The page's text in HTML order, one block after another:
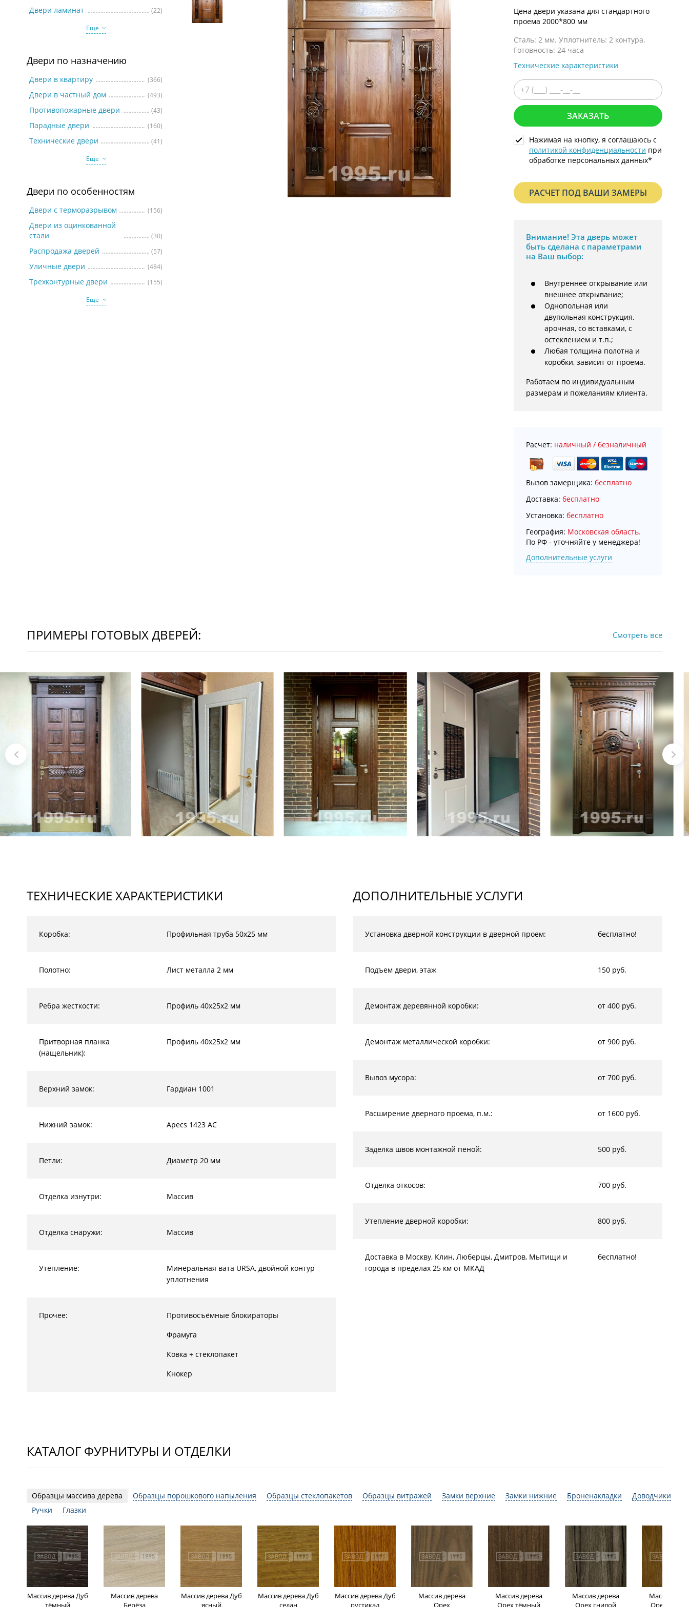
Двери с винилискожей
Коричневые двери
Двери ламинат
(22)
Еще
Двери по назначению
Двери в квартиру (366)
Двери в частный дом (493)
Противопожарные двери (43)
Парадные двери (160)
Технические двери
(41)
Еще
Двери по особенностям
Двери с терморазрывом (156)
Двери из оцинкованной
стали
(30)
Распродажа дверей (57)
Уличные двери (484)
Трехконтурные двери
(155)
Еще
Цена двери указана для стандартного
проема 2000*800 мм
Сталь: 2 мм. Уплотнитель: 2 контура.
Готовность: 24 часа
Технические характеристики
ЗАКАЗАТЬ
Нажимая на кнопку, я соглашаюсь с
политикой конфиденциальности при
обработке персональных данных*
РАСЧЕТ ПОД ВАШИ ЗАМЕРЫ
Внимание! Эта дверь может
быть сделана с параметрами
на Ваш выбор:
Внутреннее открывание или
внешнее открывание;
Однопольная или
двупольная конструкция,
арочная, со вставками, с
остеклением и т.п.;
Любая толщина полотна и
коробки, зависит от проема.
Работаем по индивидуальным
размерам и пожеланиям клиента.
Расчет: наличный / безналичный
Вызов замерщика: бесплатно
Доставка: бесплатно
Установка: бесплатно
География: Московская область.
По РФ - уточняйте у менеджера!
Дополнительные услуги
ПРИМЕРЫ ГОТОВЫХ ДВЕРЕЙ: Смотреть все
ТЕХНИЧЕСКИЕ ХАРАКТЕРИСТИКИ
Коробка: Профильная труба 50х25 мм
Полотно: Лист металла 2 мм
Ребра жесткости: Профиль 40х25х2 мм
Притворная планка
(нащельник):
Профиль 40х25х2 мм
Верхний замок: Гардиан 1001
Нижний замок: Apecs 1423 AC
Петли: Диаметр 20 мм
Отделка изнутри: Массив
Отделка снаружи: Массив
Утепление:
Минеральная вата URSA, двойной контур
уплотнения
Прочее:
Противосъёмные блокираторы
Фрамуга
Ковка + стеклопакет
Кнокер
ДОПОЛНИТЕЛЬНЫЕ УСЛУГИ
Установка дверной конструкции в дверной проем: бесплатно!
Подъем двери, этаж 150 руб.
Демонтаж деревянной коробки: от 400 руб.
Демонтаж металлической коробки: от 900 руб.
Вывоз мусора: от 700 руб.
Расширение дверного проема, п.м.: от 1600 руб.
Заделка швов монтажной пеной: 500 руб.
Отделка откосов: 700 руб.
Утепление дверной коробки: 800 руб.
Доставка в Москву, Клин, Люберцы, Дмитров, Мытищи и
города в пределах 25 км от МКАД
бесплатно!
КАТАЛОГ ФУРНИТУРЫ И ОТДЕЛКИ
Образцы массива дерева Образцы порошкового напыления Образцы стеклопакетов Образцы витражей Замки верхние Замки нижние Броненакладки
Доводчики
Ручки
Глазки
Массив дерева Дуб
тёмный
Массив дерева
Берёза
Массив дерева Дуб
ясный
Массив дерева Дуб
седан
Массив дерева Дуб
рустикал
Массив дерева
Орех
Массив дерева
Орех тёмный
Массив дерева
Орех гнилой
Массив
Орех